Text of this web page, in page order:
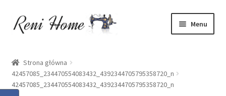
Przejdź
do
Przejdź
do
Menu
Kontakt
Strona główna
42457085_234470554083432_4392344705795358720_n
42457085_234470554083432_4392344705795358720_n